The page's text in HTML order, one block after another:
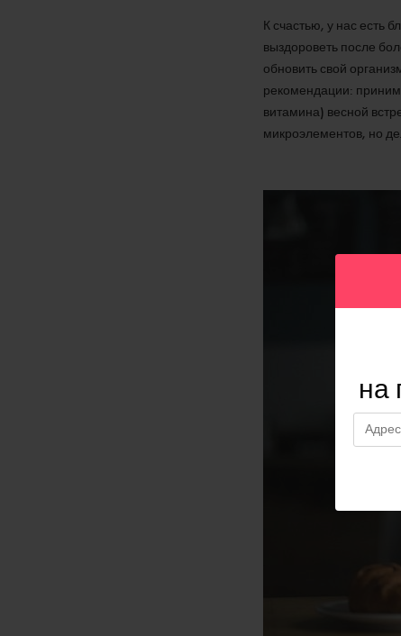
на
К счастью, у нас есть
выздороветь после
обновить свой
рекомендации:
витамина) весной
микроэлементов, но